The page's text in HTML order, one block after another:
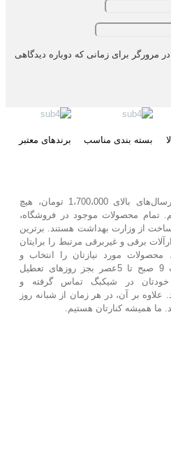
مرورگر برای زمانی که دوباره دیدگاهی
بسته بندی مناسب برندهای معتبر
هرجای ایران که باشید برای ارسال‌های بالای 1،700،000 تومان، هیچ
تمام محصولات موجود در فروشگاه،
ساخت از وزارت بهداشت هستند. برترین‌
برقی و غیربرقی مرتبط را برایتان
محصولات مورد نیازتان را انتخاب و
خریداری نمایید. شما از ساعت 9 صبح تا 5عصر بجز روزهای تعطیل
در شیکبگ تماس گرفته و
علاوه بر آن، در هر زمان از شبانه روز
ما همیشه کنارتان هستیم.